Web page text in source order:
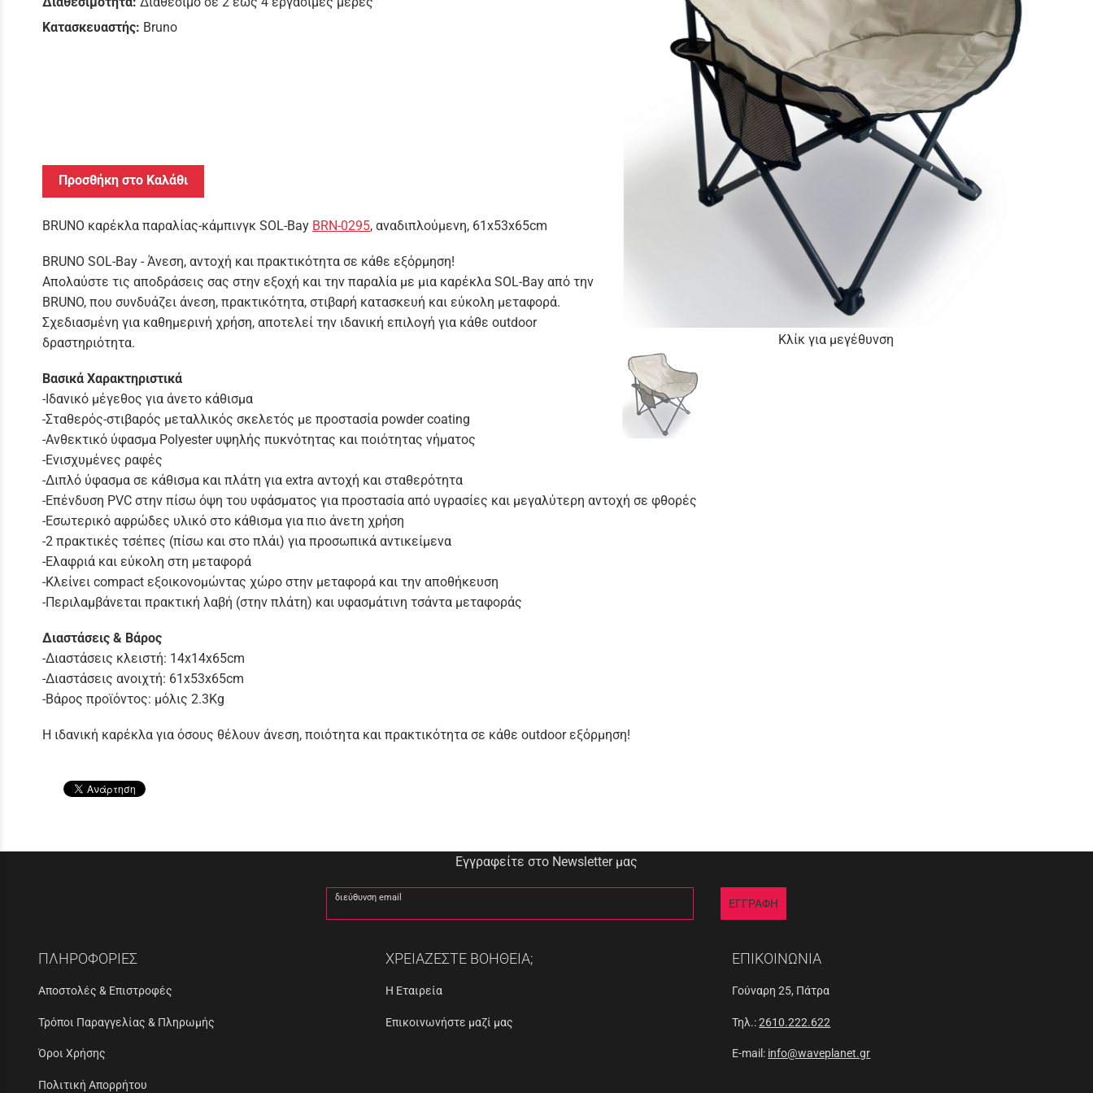
Κλίκ για μεγέθυνση
Κατασκευαστής: Bruno
Προσθήκη στο Καλάθι
BRUNO καρέκλα παραλίας-κάμπινγκ SOL-Bay BRN-0295, αναδιπλούμενη, 61x53x65cm
BRUNO SOL-Bay - Άνεση, αντοχή και πρακτικότητα σε κάθε εξόρμηση!
Απολαύστε τις αποδράσεις σας στην εξοχή και την παραλία με μια καρέκλα SOL-Bay από την
BRUNO, που συνδυάζει άνεση, πρακτικότητα, στιβαρή κατασκευή και εύκολη μεταφορά.
Σχεδιασμένη για καθημερινή χρήση, αποτελεί την ιδανική επιλογή για κάθε outdoor
δραστηριότητα.
Βασικά Χαρακτηριστικά
-Ιδανικό μέγεθος για άνετο κάθισμα
-Σταθερός-στιβαρός μεταλλικός σκελετός με προστασία powder coating
-Ανθεκτικό ύφασμα Polyester υψηλής πυκνότητας και ποιότητας νήματος
-Ενισχυμένες ραφές
-Διπλό ύφασμα σε κάθισμα και πλάτη για extra αντοχή και σταθερότητα
-Επένδυση PVC στην πίσω όψη του υφάσματος για προστασία από υγρασίες και μεγαλύτερη αντοχή σε φθορές
-Εσωτερικό αφρώδες υλικό στο κάθισμα για πιο άνετη χρήση
-2 πρακτικές τσέπες (πίσω και στο πλάι) για προσωπικά αντικείμενα
-Ελαφριά και εύκολη στη μεταφορά
-Κλείνει compact εξοικονομώντας χώρο στην μεταφορά και την αποθήκευση
-Περιλαμβάνεται πρακτική λαβή (στην πλάτη) και υφασμάτινη τσάντα μεταφοράς
Διαστάσεις & Βάρος
-Διαστάσεις κλειστή: 14x14x65cm
-Διαστάσεις ανοιχτή: 61x53x65cm
-Βάρος προϊόντος: μόλις 2.3Kg
Η ιδανική καρέκλα για όσους θέλουν άνεση, ποιότητα και πρακτικότητα σε κάθε outdoor εξόρμηση!
Εγγραφείτε στο Newsletter μας
διεύθυνση email ΕΓΓΡΑΦΗ
ΠΛΗΡΟΦΟΡΙΕΣ
Αποστολές & Επιστροφές
Τρόποι Παραγγελίας & Πληρωμής
Όροι Χρήσης
Πολιτική Απορρήτου
ΧΡΕΙΑΖΕΣΤΕ ΒΟΗΘΕΙΑ;
Η Εταιρεία
Επικοινωνήστε μαζί μας
ΕΠΙΚΟΙΝΩΝΙΑ
Γούναρη 25, Πάτρα
Τηλ.:2610.222.622
E-mail: info@waveplanet.gr